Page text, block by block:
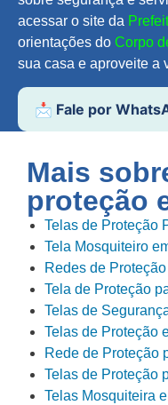
acessar o site da
orientações do Corpo
sua casa e aproveite a
📩 Fale por
Mais
proteção
Telas de Proteção
Tela Mosquiteiro
Redes de
Tela de Proteção
Telas de
Telas de Proteção
Rede de Proteção
Telas de Proteção
Telas Mosquiteira